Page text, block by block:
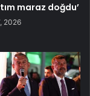
maraz doğdu’
2026